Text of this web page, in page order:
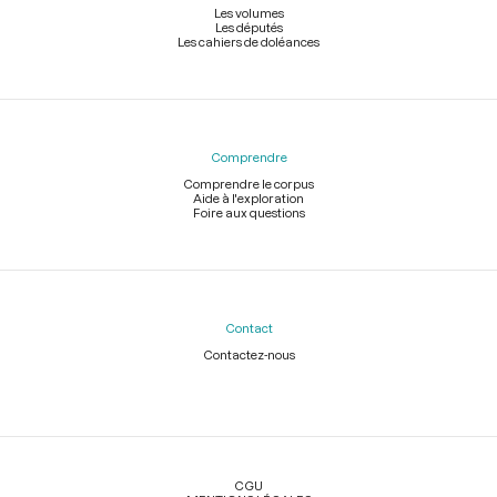
Les volumes
Les députés
Les cahiers de doléances
Comprendre
Comprendre le corpus
Aide à l'exploration
Foire aux questions
Contact
Contactez-nous
Légal
CGU